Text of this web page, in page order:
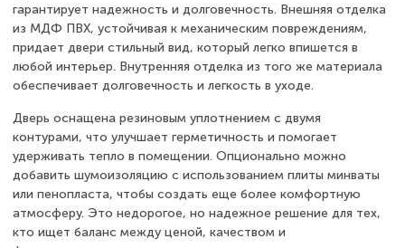
гарантирует надежность и долговечность. Внешняя отделка
из МДФ ПВХ, устойчивая к механическим повреждениям,
придает двери стильный вид, который легко впишется в
любой интерьер. Внутренняя отделка из того же материала
обеспечивает долговечность и легкость в уходе.
Дверь оснащена резиновым уплотнением с двумя
контурами, что улучшает герметичность и помогает
удерживать тепло в помещении. Опционально можно
добавить шумоизоляцию с использованием плиты минваты
или пенопласта, чтобы создать еще более комфортную
атмосферу. Это недорогое, но надежное решение для тех,
кто ищет баланс между ценой, качеством и